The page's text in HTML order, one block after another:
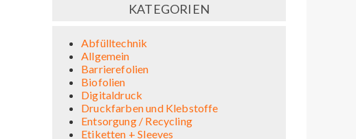
KATEGORIEN
Abfülltechnik
Allgemein
Barrierefolien
Biofolien
Digitaldruck
Druckfarben und Klebstoffe
Entsorgung / Recycling
Etiketten + Sleeves